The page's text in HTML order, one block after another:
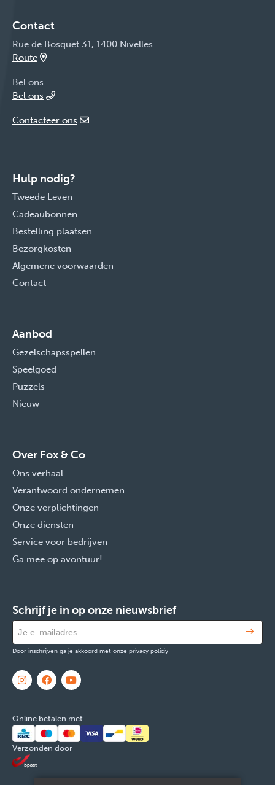
Contact
Rue de Bosquet 31, 1400 Nivelles
Route
Bel ons
Bel ons
Contacteer ons
Hulp nodig?
Tweede Leven
Cadeaubonnen
Bestelling plaatsen
Bezorgkosten
Algemene voorwaarden
Contact
Aanbod
Gezelschapsspellen
Speelgoed
Puzzels
Nieuw
Over Fox & Co
Ons verhaal
Verantwoord ondernemen
Onze verplichtingen
Onze diensten
Service voor bedrijven
Ga mee op avontuur!
Schrijf je in op onze nieuwsbrief
Door inschrijven ga je akkoord met onze privacy policiy
Online betalen met
Verzonden door